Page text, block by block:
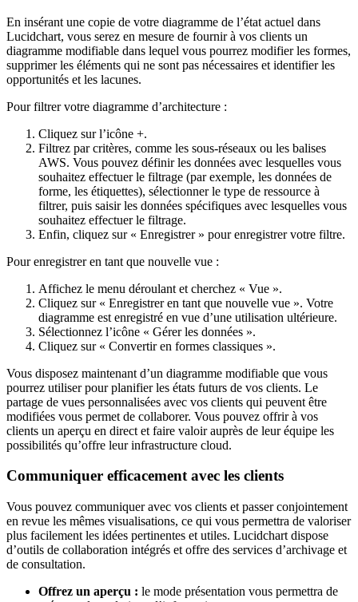
En insérant une copie de votre diagramme de l’état actuel dans
Lucidchart, vous serez en mesure de fournir à vos clients un
diagramme modifiable dans lequel vous pourrez modifier les formes,
supprimer les éléments qui ne sont pas nécessaires et identifier les
opportunités et les lacunes.
Pour filtrer votre diagramme d’architecture :
Cliquez sur l’icône +.
Filtrez par critères, comme les sous-réseaux ou les balises
AWS. Vous pouvez définir les données avec lesquelles vous
souhaitez effectuer le filtrage (par exemple, les données de
forme, les étiquettes), sélectionner le type de ressource à
filtrer, puis saisir les données spécifiques avec lesquelles vous
souhaitez effectuer le filtrage.
Enfin, cliquez sur « Enregistrer » pour enregistrer votre filtre.
Pour enregistrer en tant que nouvelle vue :
Affichez le menu déroulant et cherchez « Vue ».
Cliquez sur « Enregistrer en tant que nouvelle vue ». Votre
diagramme est enregistré en vue d’une utilisation ultérieure.
Sélectionnez l’icône « Gérer les données ».
Cliquez sur « Convertir en formes classiques ».
Vous disposez maintenant d’un diagramme modifiable que vous
pourrez utiliser pour planifier les états futurs de vos clients. Le
partage de vues personnalisées avec vos clients qui peuvent être
modifiées vous permet de collaborer. Vous pouvez offrir à vos
clients un aperçu en direct et faire valoir auprès de leur équipe les
possibilités qu’offre leur infrastructure cloud.
Communiquer efficacement avec les clients
Vous pouvez communiquer avec vos clients et passer conjointement
en revue les mêmes visualisations, ce qui vous permettra de valoriser
plus facilement les idées pertinentes et utiles. Lucidchart dispose
d’outils de collaboration intégrés et offre des services d’archivage et
de consultation.
Offrez un aperçu : le mode présentation vous permettra de